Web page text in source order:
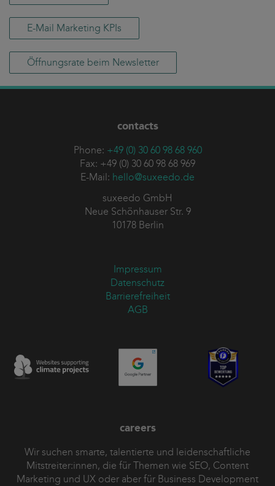
E-Mail Marketing KPIs
Öffnungsrate beim Newsletter
contacts
Phone: +49 (0) 30 60 98 68 960
Fax: +49 (0) 30 60 98 68 969
E-Mail: hello@suxeedo.de
suxeedo GmbH
Neue Schönhauser Str. 9
10178 Berlin
Impressum
Datenschutz
Barrierefreiheit
AGB
careers
Wir suchen smarte, talentierte und leidenschaftliche
Mitstreiter:innen, die für Themen wie SEO, Content
Marketing und UX oder aber für Business Development